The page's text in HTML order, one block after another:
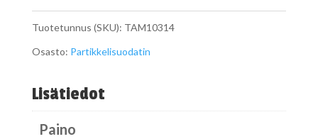
määrä
Tuotetunnus (SKU): TAM10314
Osasto: Partikkelisuodatin
Lisätiedot
Paino